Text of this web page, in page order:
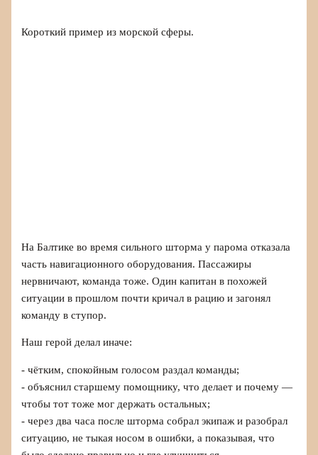
Короткий пример из морской сферы.
На Балтике во время сильного шторма у парома отказала
часть навигационного оборудования. Пассажиры
нервничают, команда тоже. Один капитан в похожей
ситуации в прошлом почти кричал в рацию и загонял
команду в ступор.
Наш герой делал иначе:
- чётким, спокойным голосом раздал команды;
- объяснил старшему помощнику, что делает и почему —
чтобы тот тоже мог держать остальных;
- через два часа после шторма собрал экипаж и разобрал
ситуацию, не тыкая носом в ошибки, а показывая, что